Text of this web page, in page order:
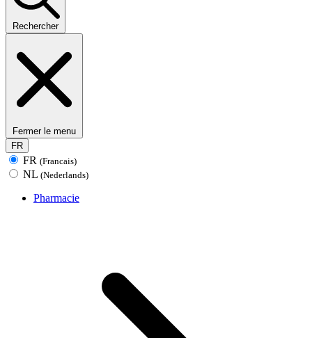
Rechercher
Fermer le menu
FR
FR (Francais)
NL (Nederlands)
Pharmacie